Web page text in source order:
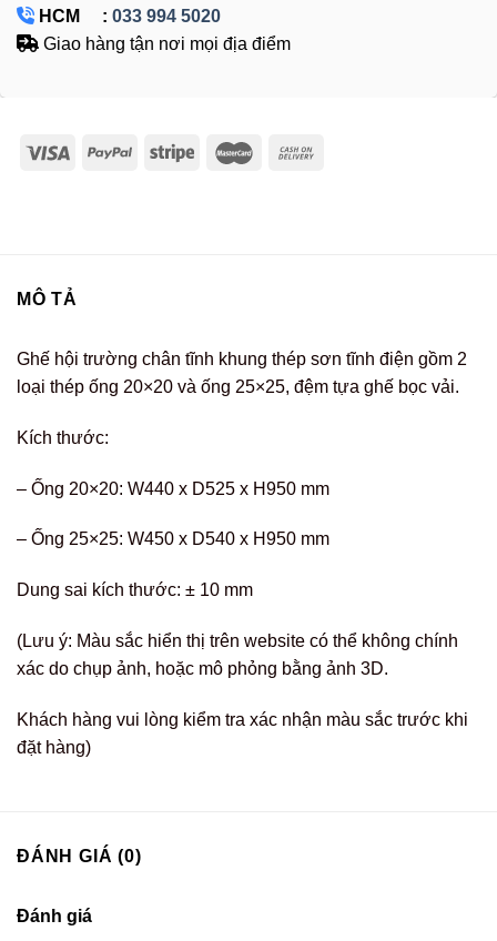
HCM : 033 994 5020
Giao hàng tận nơi mọi địa điểm
MÔ TẢ
Ghế hội trường chân tĩnh khung thép sơn tĩnh điện gồm 2
loại thép ống 20×20 và ống 25×25, đệm tựa ghế bọc vải.
Kích thước:
– Ống 20×20: W440 x D525 x H950 mm
– Ống 25×25: W450 x D540 x H950 mm
Dung sai kích thước: ± 10 mm
(Lưu ý: Màu sắc hiển thị trên website có thể không chính
xác do chụp ảnh, hoặc mô phỏng bằng ảnh 3D.
Khách hàng vui lòng kiểm tra xác nhận màu sắc trước khi
đặt hàng)
ĐÁNH GIÁ (0)
Đánh giá